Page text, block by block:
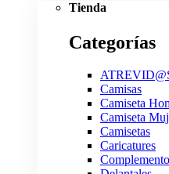
Tienda
Categorías
Camisas
Camiseta
Camiseta
Camisetas
Caricatures